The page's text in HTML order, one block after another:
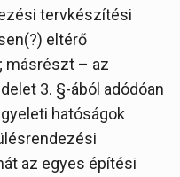
tervkészítési
eltérő
másrészt – az
3. §-ából adódóan
hatóságok
az egyes építési